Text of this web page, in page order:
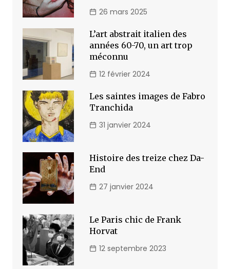
26 mars 2025
L’art abstrait italien des
années 60-70, un art trop
méconnu
12 février 2024
Les saintes images de Fabro
Tranchida
31 janvier 2024
Histoire des treize chez Da-
End
27 janvier 2024
Le Paris chic de Frank
Horvat
12 septembre 2023